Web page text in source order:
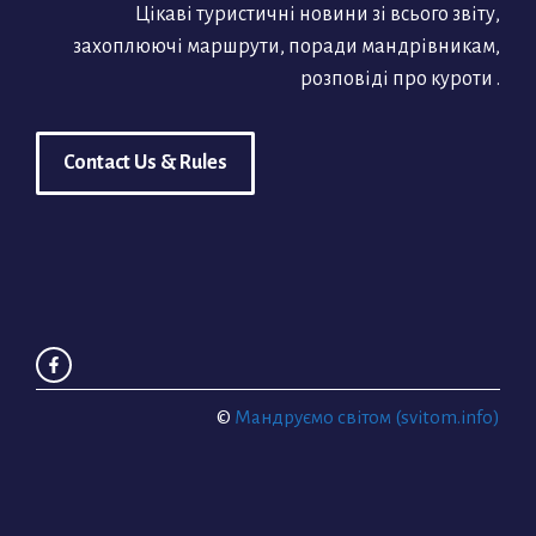
Цікаві туристичні новини зі всього звіту,
захоплюючі маршрути, поради мандрівникам,
розповіді про куроти .
Contact Us & Rules
© Мандруємо світом (svitom.info)